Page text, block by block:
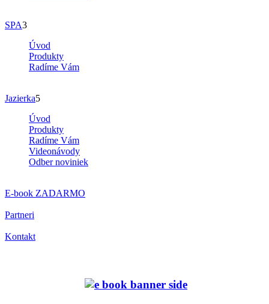
SPA3
Úvod
Produkty
Radíme Vám
Jazierka5
Úvod
Produkty
Radíme Vám
Videonávody
Odber noviniek
E-book ZADARMO
Partneri
Kontakt